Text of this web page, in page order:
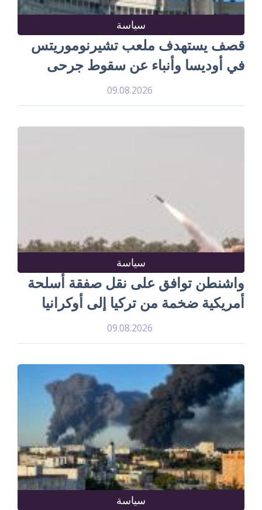
سياسة
قصف يستهدف ملعب تشيرنوموريتس
في أوديسا وأنباء عن سقوط جرحى
09.08.2026
سياسة
واشنطن توافق على نقل صفقة أسلحة
أمريكية ضخمة من تركيا إلى أوكرانيا
09.08.2026
سياسة